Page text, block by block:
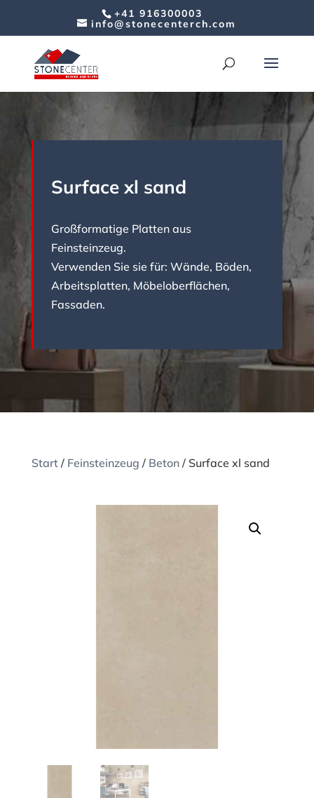
+41 916300003
info@stonecenterch.com
Surface xl sand
Großformatige Platten aus
Feinsteinzeug.
Verwenden Sie sie für: Wände, Böden,
Arbeitsplatten, Möbeloberflächen,
Fassaden.
Start/ Feinsteinzeug / Beton/ Surface xl sand